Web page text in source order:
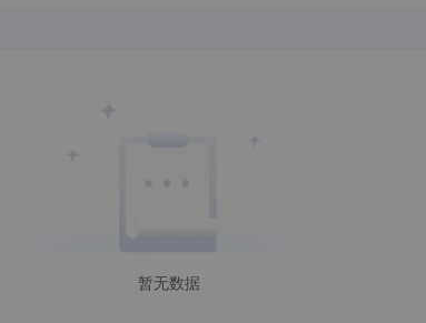
暂无数据